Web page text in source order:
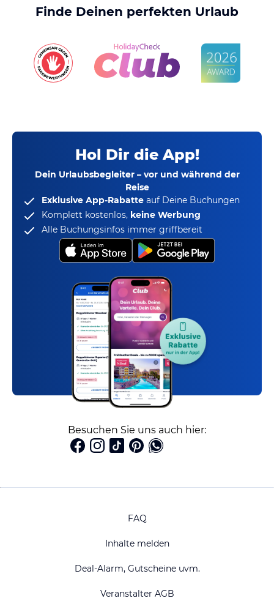
Finde Deinen perfekten Urlaub
Hol Dir die App!
Dein Urlaubsbegleiter – vor und während der
Reise
Exklusive App-Rabatte auf Deine Buchungen
Komplett kostenlos, keine Werbung
Alle Buchungsinfos immer griffbereit
Besuchen Sie uns auch hier:
FAQ
Inhalte melden
Deal-Alarm, Gutscheine uvm.
Veranstalter AGB